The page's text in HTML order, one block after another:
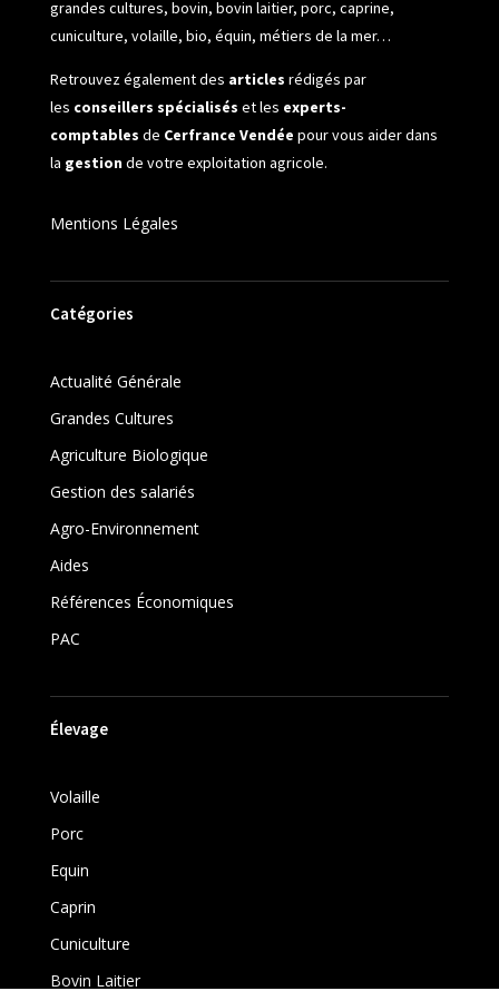
grandes cultures, bovin, bovin laitier, porc, caprine,
cuniculture, volaille, bio, équin, métiers de la mer…
Retrouvez également des articles rédigés par
les conseillers spécialisés et les experts-
comptables de Cerfrance Vendée pour vous aider dans
la gestionde votre exploitation agricole.
Mentions Légales
Catégories
Actualité Générale
Grandes Cultures
Agriculture Biologique
Gestion des salariés
Agro-Environnement
Aides
Références Économiques
PAC
Élevage
Volaille
Porc
Equin
Caprin
Cuniculture
Bovin Laitier